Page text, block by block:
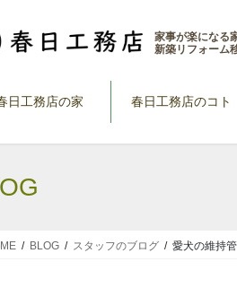
家事が楽になる
新築リフォーム
日工務店の家 春日工務店のコト
BLOG スタッフのブログ 愛犬の維持管